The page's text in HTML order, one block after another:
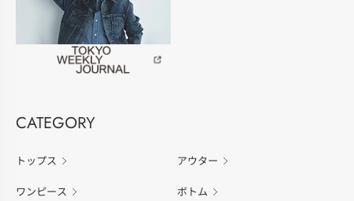
CATEGORY
トップス アウター
ワンピース ボトム